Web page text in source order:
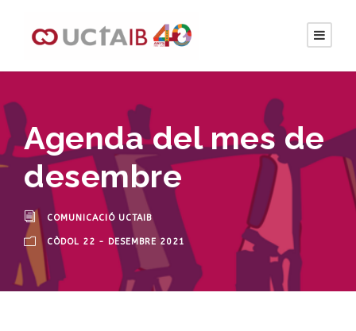
Agenda del mes de
desembre
COMUNICACIÓ UCTAIB
CÒDOL 22 - DESEMBRE 2021